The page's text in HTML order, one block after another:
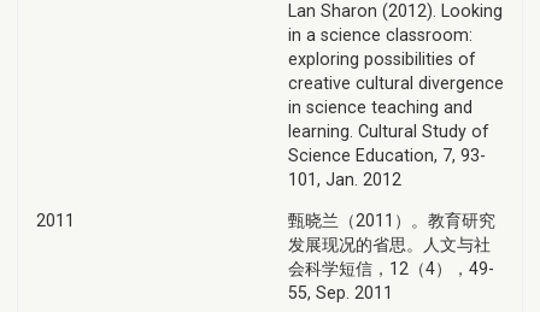
Lan Sharon (2012). Looking
in a science classroom:
exploring possibilities of
creative cultural divergence
in science teaching and
learning. Cultural Study of
Science Education, 7, 93-
101, Jan. 2012
2011
甄晓兰（2011）。教育研究
发展现况的省思。人文与社
会科学短信，12（4），49-
55, Sep. 2011